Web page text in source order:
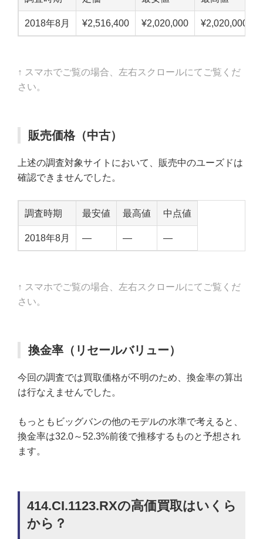
2018年8月 ¥2,516,400 ¥2,020,000 ¥2,020,000
↑ スマホでご覧の場合、左右スクロールにてご覧くだ
さい。
販売価格（中古）
上述の調査対象サイトにおいて、販売中のユーズドは
確認できませんでした。
調査時期 最安値 最高値 中点値
2018年8月 — — —
↑ スマホでご覧の場合、左右スクロールにてご覧くだ
さい。
換金率（リセールバリュー）
今回の調査では買取価格が不明のため、換金率の算出
は行なえませんでした。
もっともビッグバンの他のモデルの水準で考えると、
換金率は32.0～52.3%前後で推移するものと予想され
ます。
414.CI.1123.RXの高価買取はいくら
から？